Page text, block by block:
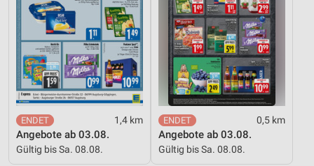
1,4 km
Angebote ab 03.08.
Gültig bis Sa. 08.08.
0,5 km
Angebote ab 03.08.
Gültig bis Sa. 08.08.